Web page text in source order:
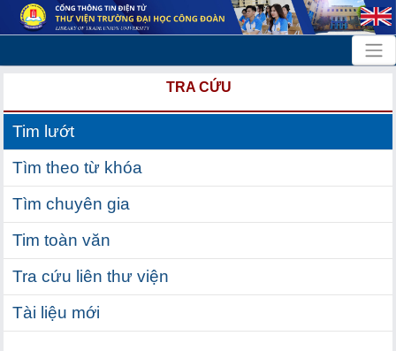
TRA CỨU
Tim lướt
Tìm theo từ khóa
Tìm chuyên gia
Tim toàn văn
Tra cứu liên thư viện
Tài liệu mới